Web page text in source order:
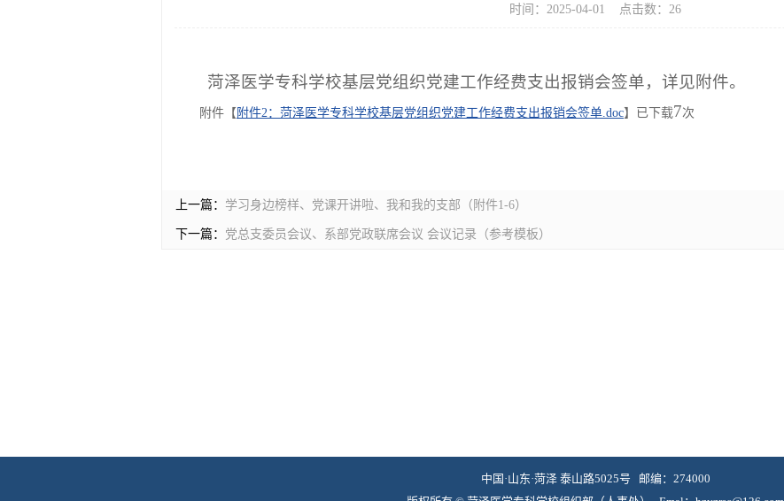
时间：2025-04-01 点击数： 26
菏泽医学专科学校基层党组织党建工作经费支出报销会签单，详见附件。
附件【 附件2：菏泽医学专科学校基层党组织党建工作经费支出报销会签单.doc】已下载7次
上一篇： 学习身边榜样、党课开讲啦、我和我的支部（附件1-6）
下一篇： 党总支委员会议、系部党政联席会议 会议记录（参考模板）
中国·山东·菏泽 泰山路5025号 邮编：274000